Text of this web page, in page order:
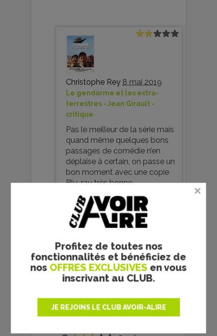
Profitez de toutes nos
fonctionnalités et bénéficiez de
nos OFFRES EXCLUSIVES en vous
inscrivant au CLUB.
JE REJOINS LE CLUB AVOIR-ALIRE
Christophe Rey 8 mai 2019
Le gendarme et les extra-
terrestres - Jean Girault -
critique
Pas le meilleur de la série mais
quand même quelques bons
passages de comédie n’en
déplaise à certain, on passe un
bon moment avec une copie
Blu-ray très bonne
Je commente
Votre avis